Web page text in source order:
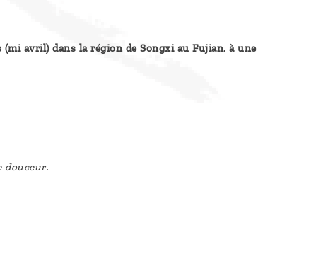
avril) dans la région de Songxi au Fujian, à une
douceur.